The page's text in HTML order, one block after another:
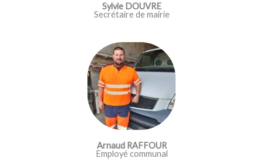
Sylvie DOUVRE
Secrétaire de mairie
Arnaud RAFFOUR
Employé communal